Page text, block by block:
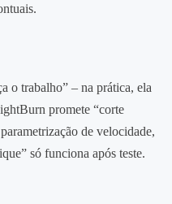
o trabalho” – na prática, ela
promete “corte
de velocidade,
só funciona após teste.